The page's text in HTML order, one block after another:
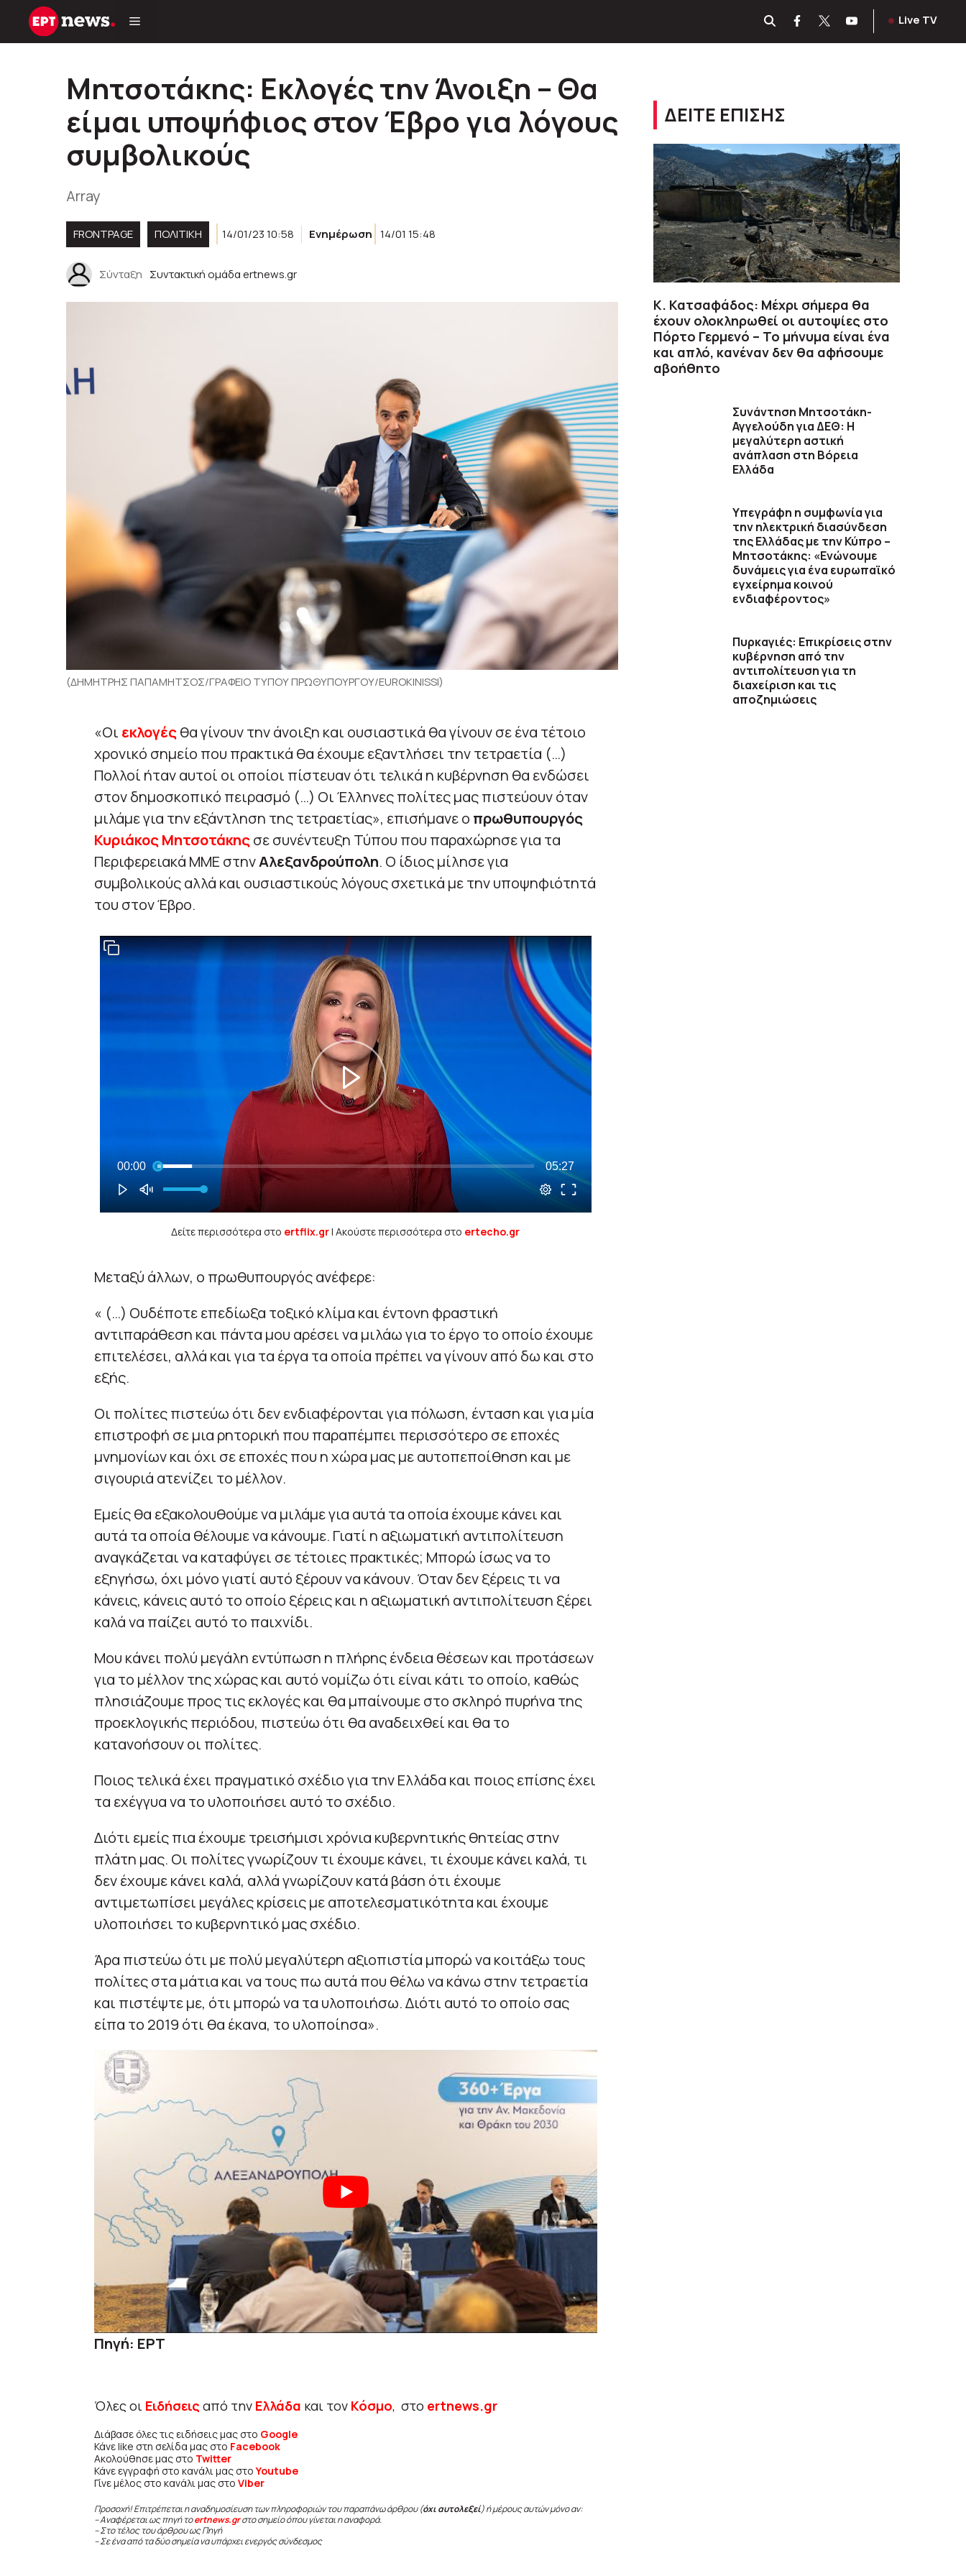
Μετάβαση
Live TV
Μητσοτάκης: Εκλογές την Άνοιξη – Θα
είμαι υποψήφιος στον Έβρο για λόγους
συμβολικούς
Array
FRONTPAGE ΠΟΛΙΤΙΚΉ 14/01/23 10:58 Ενημέρωση 14/01 15:48
Σύνταξη Συντακτική ομάδα ertnews.gr
(ΔΗΜΗΤΡΗΣ ΠΑΠΑΜΗΤΣΟΣ/ΓΡΑΦΕΙΟ ΤΥΠΟΥ ΠΡΩΘΥΠΟΥΡΓΟΥ/EUROKINISSI)
«Οι εκλογές θα γίνουν την άνοιξη και ουσιαστικά θα γίνουν σε ένα τέτοιο
χρονικό σημείο που πρακτικά θα έχουμε εξαντλήσει την τετραετία (…)
Πολλοί ήταν αυτοί οι οποίοι πίστευαν ότι τελικά η κυβέρνηση θα ενδώσει
στον δημοσκοπικό πειρασμό (…) Οι Έλληνες πολίτες μας πιστεύουν όταν
μιλάμε για την εξάντληση της τετραετίας», επισήμανε ο πρωθυπουργός
Κυριάκος Μητσοτάκηςσε συνέντευξη Τύπου που παραχώρησε για τα
Περιφερειακά ΜΜΕ στηνΑλεξανδρούπολη. Ο ίδιος μίλησε για
συμβολικούς αλλά και ουσιαστικούς λόγους σχετικά με την υποψηφιότητά
του στον Έβρο.
Δείτε περισσότερα στο ertflix.gr| Ακούστε περισσότερα στο ertecho.gr
Μεταξύ άλλων, ο πρωθυπουργός ανέφερε:
« (…) Ουδέποτε επεδίωξα τοξικό κλίμα και έντονη φραστική
αντιπαράθεση και πάντα μου αρέσει να μιλάω για το έργο το οποίο έχουμε
επιτελέσει, αλλά και για τα έργα τα οποία πρέπει να γίνουν από δω και στο
εξής.
Οι πολίτες πιστεύω ότι δεν ενδιαφέρονται για πόλωση, ένταση και για μία
επιστροφή σε μια ρητορική που παραπέμπει περισσότερο σε εποχές
μνημονίων και όχι σε εποχές που η χώρα μας με αυτοπεποίθηση και με
σιγουριά ατενίζει το μέλλον.
Εμείς θα εξακολουθούμε να μιλάμε για αυτά τα οποία έχουμε κάνει και
αυτά τα οποία θέλουμε να κάνουμε. Γιατί η αξιωματική αντιπολίτευση
αναγκάζεται να καταφύγει σε τέτοιες πρακτικές; Μπορώ ίσως να το
εξηγήσω, όχι μόνο γιατί αυτό ξέρουν να κάνουν. Όταν δεν ξέρεις τι να
κάνεις, κάνεις αυτό το οποίο ξέρεις και η αξιωματική αντιπολίτευση ξέρει
καλά να παίζει αυτό το παιχνίδι.
Μου κάνει πολύ μεγάλη εντύπωση η πλήρης ένδεια θέσεων και προτάσεων
για το μέλλον της χώρας και αυτό νομίζω ότι είναι κάτι το οποίο, καθώς
πλησιάζουμε προς τις εκλογές και θα μπαίνουμε στο σκληρό πυρήνα της
προεκλογικής περιόδου, πιστεύω ότι θα αναδειχθεί και θα το
κατανοήσουν οι πολίτες.
Ποιος τελικά έχει πραγματικό σχέδιο για την Ελλάδα και ποιος επίσης έχει
τα εχέγγυα να το υλοποιήσει αυτό το σχέδιο.
Διότι εμείς πια έχουμε τρεισήμισι χρόνια κυβερνητικής θητείας στην
πλάτη μας. Οι πολίτες γνωρίζουν τι έχουμε κάνει, τι έχουμε κάνει καλά, τι
δεν έχουμε κάνει καλά, αλλά γνωρίζουν κατά βάση ότι έχουμε
αντιμετωπίσει μεγάλες κρίσεις με αποτελεσματικότητα και έχουμε
υλοποιήσει το κυβερνητικό μας σχέδιο.
Άρα πιστεύω ότι με πολύ μεγαλύτερη αξιοπιστία μπορώ να κοιτάξω τους
πολίτες στα μάτια και να τους πω αυτά που θέλω να κάνω στην τετραετία
και πιστέψτε με, ότι μπορώ να τα υλοποιήσω. Διότι αυτό το οποίο σας
είπα το 2019 ότι θα έκανα, το υλοποίησα».
Πηγή: ΕΡΤ
Όλες οι Ειδήσεις από την Ελλάδα και τον Κόσμο, στο ertnews.gr
Διάβασε όλες τις ειδήσεις μας στο Google
Κάνε like στη σελίδα μας στο Facebook
Ακολούθησε μας στο Twitter
Κάνε εγγραφή στο κανάλι μας στοYoutube
Γίνε μέλος στο κανάλι μας στο Viber
Προσοχή! Επιτρέπεται η αναδημοσίευση των πληροφοριών του παραπάνω άρθρου (όχι αυτολεξεί) ή μέρους αυτών μόνο αν:
– Αναφέρεται ως πηγή τοertnews.gr στο σημείο όπου γίνεται η αναφορά.
– Στο τέλος του άρθρου ως Πηγή
– Σε ένα από τα δύο σημεία να υπάρχει ενεργός σύνδεσμος
ΔΕΙΤΕ ΕΠΙΣΗΣ
Κ. Κατσαφάδος: Μέχρι σήμερα θα
έχουν ολοκληρωθεί οι αυτοψίες στο
Πόρτο Γερμενό – Το μήνυμα είναι ένα
και απλό, κανέναν δεν θα αφήσουμε
αβοήθητο
Συνάντηση Μητσοτάκη-
Αγγελούδη για ΔΕΘ: Η
μεγαλύτερη αστική
ανάπλαση στη Βόρεια
Ελλάδα
Υπεγράφη η συμφωνία για
την ηλεκτρική διασύνδεση
της Ελλάδας με την Κύπρο –
Μητσοτάκης: «Ενώνουμε
δυνάμεις για ένα ευρωπαϊκό
εγχείρημα κοινού
ενδιαφέροντος»
Πυρκαγιές: Επικρίσεις στην
κυβέρνηση από την
αντιπολίτευση για τη
διαχείριση και τις
αποζημιώσεις